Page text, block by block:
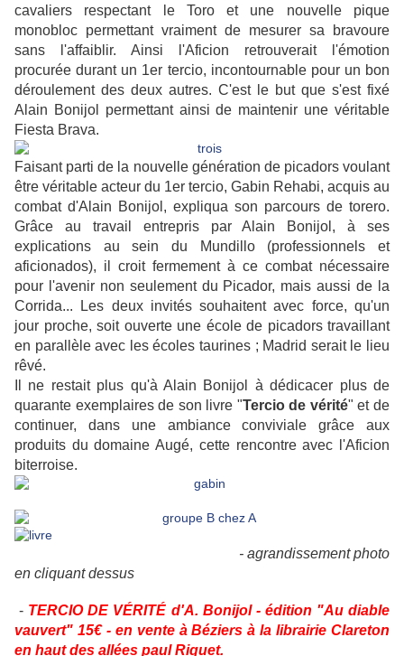
cavaliers respectant le Toro et une nouvelle pique
monobloc permettant vraiment de mesurer sa bravoure
sans l'affaiblir. Ainsi l'Aficion retrouverait l'émotion
procurée durant un 1er tercio, incontournable pour un bon
déroulement des deux autres. C'est le but que s'est fixé
Alain Bonijol permettant ainsi de maintenir une véritable
Fiesta Brava.
Faisant parti de la nouvelle génération de picadors voulant
être véritable acteur du 1er tercio, Gabin Rehabi, acquis au
combat d'Alain Bonijol, expliqua son parcours de torero.
Grâce au travail entrepris par Alain Bonijol, à ses
explications au sein du Mundillo (professionnels et
aficionados), il croit fermement à ce combat nécessaire
pour l'avenir non seulement du Picador, mais aussi de la
Corrida... Les deux invités souhaitent avec force, qu'un
jour proche, soit ouverte une école de picadors travaillant
en parallèle avec les écoles taurines ; Madrid serait le lieu
rêvé.
Il ne restait plus qu'à Alain Bonijol à dédicacer plus de
quarante exemplaires de son livre "Tercio de vérité" et de
continuer, dans une ambiance conviviale grâce aux
produits du domaine Augé, cette rencontre avec l'Aficion
biterroise.
- agrandissement photo
en cliquant dessus
- TERCIO DE VÉRITÉ d'A. Bonijol - édition "Au diable
vauvert" 15€ - en vente à Béziers à la librairie Clareton
en haut des allées paul Riquet.